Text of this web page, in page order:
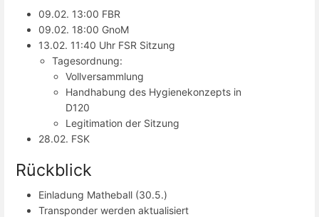
09.02. 13:00 FBR
09.02. 18:00 GnoM
13.02. 11:40 Uhr FSR Sitzung
Tagesordnung:
Vollversammlung
Handhabung des Hygienekonzepts in
D120
Legitimation der Sitzung
28.02. FSK
Rückblick
Einladung Matheball (30.5.)
Transponder werden aktualisiert